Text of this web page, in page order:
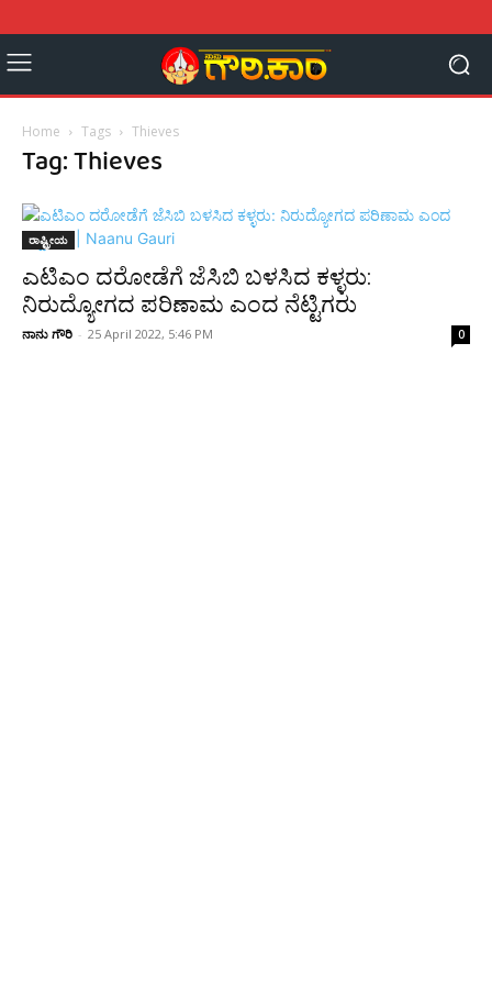
Home Tags Thieves
Tag: Thieves
ರಾಷ್ಟ್ರೀಯ
ಎಟಿಎಂ ದರೋಡೆಗೆ ಜೆಸಿಬಿ ಬಳಸಿದ ಕಳ್ಳರು:
ನಿರುದ್ಯೋಗದ ಪರಿಣಾಮ ಎಂದ ನೆಟ್ಟಿಗರು
ನಾನು ಗೌರಿ - 25 April 2022, 5:46 PM 0